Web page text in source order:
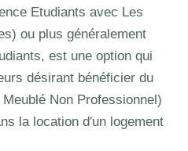
Etudiants avec Les
ou plus généralement
est une option qui
désirant bénéficier du
Non Professionnel)
la location d'un logement